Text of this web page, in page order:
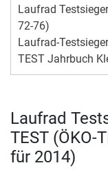
Laufrad
72-76)
Laufrad-
TEST Jahrbuch
Laufrad
TEST (ÖKO-
für 2014)